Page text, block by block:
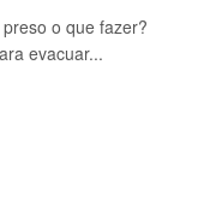
o que fazer?
evacuar...